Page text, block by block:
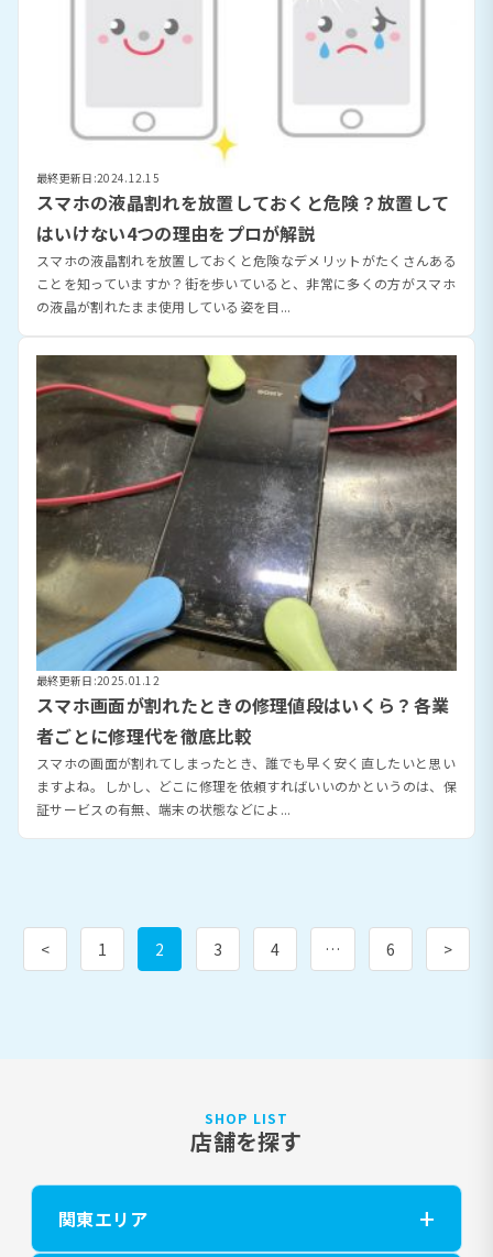
最終更新日:2024.12.15
スマホの液晶割れを放置しておくと危険？放置して
はいけない4つの理由をプロが解説
スマホの液晶割れを放置しておくと危険なデメリットがたくさんある
ことを知っていますか？街を歩いていると、非常に多くの方がスマホ
の液晶が割れたまま使用している姿を目...
最終更新日:2025.01.12
スマホ画面が割れたときの修理値段はいくら？各業
者ごとに修理代を徹底比較
スマホの画面が割れてしまったとき、誰でも早く安く直したいと思い
ますよね。しかし、どこに修理を依頼すればいいのかというのは、保
証サービスの有無、端末の状態などによ...
< 1 2 3 4 … 6 >
SHOP LIST
店舗を探す
関東エリア